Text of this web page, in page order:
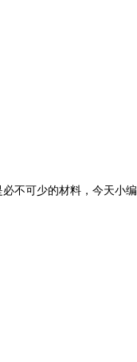
不可少的材料，今天小编